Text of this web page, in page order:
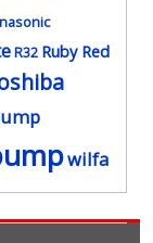
R32 Ruby Red
wilfa